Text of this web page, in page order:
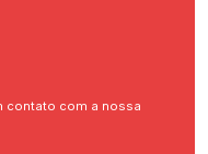
contato com a nossa